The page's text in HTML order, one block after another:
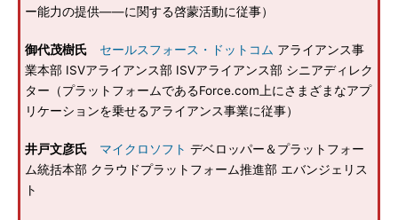
ー能力の提供――に関する啓蒙活動に従事）
御代茂樹氏 セールスフォース・ドットコム アライアンス事
業本部 ISVアライアンス部 ISVアライアンス部 シニアディレク
ター（プラットフォームであるForce.com上にさまざまなアプ
リケーションを乗せるアライアンス事業に従事）
井戸文彦氏 マイクロソフト デベロッパー＆プラットフォー
ム統括本部 クラウドプラットフォーム推進部 エバンジェリス
ト